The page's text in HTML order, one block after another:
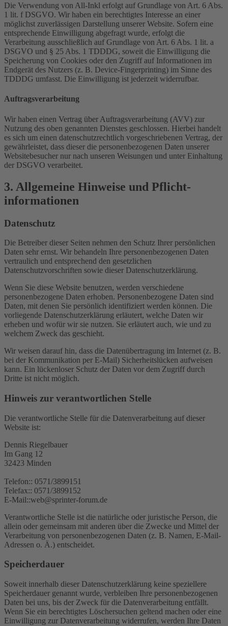
Die Verwendung von All-Inkl erfolgt auf Grundlage von Art. 6 Abs.
1 lit. f DSGVO. Wir haben ein berechtigtes Interesse an einer
möglichst zuverlässigen Darstellung unserer Website. Sofern eine
entsprechende Einwilligung abgefragt wurde, erfolgt die
Verarbeitung ausschließlich auf Grundlage von Art. 6 Abs. 1 lit. a
DSGVO und § 25 Abs. 1 TDDDG, soweit die Einwilligung die
Speicherung von Cookies oder den Zugriff auf Informationen im
Endgerät des Nutzers (z. B. Device-Fingerprinting) im Sinne des
TDDDG umfasst. Die Einwilligung ist jederzeit widerrufbar.
Auftragsverarbeitung
Wir haben einen Vertrag über Auftragsverarbeitung (AVV) zur
Nutzung des oben genannten Dienstes geschlossen. Hierbei handelt
es sich um einen datenschutzrechtlich vorgeschriebenen Vertrag, der
gewährleistet, dass dieser die personenbezogenen Daten unserer
Websitebesucher nur nach unseren Weisungen und unter Einhaltung
der DSGVO verarbeitet.
3. Allgemeine Hinweise und Pflicht­
informationen
Datenschutz
Die Betreiber dieser Seiten nehmen den Schutz Ihrer persönlichen
Daten sehr ernst. Wir behandeln Ihre personenbezogenen Daten
vertraulich und entsprechend den gesetzlichen
Datenschutzvorschriften sowie dieser Datenschutzerklärung.
Wenn Sie diese Website benutzen, werden verschiedene
personenbezogene Daten erhoben. Personenbezogene Daten sind
Daten, mit denen Sie persönlich identifiziert werden können. Die
vorliegende Datenschutzerklärung erläutert, welche Daten wir
erheben und wofür wir sie nutzen. Sie erläutert auch, wie und zu
welchem Zweck das geschieht.
Wir weisen darauf hin, dass die Datenübertragung im Internet (z. B.
bei der Kommunikation per E-Mail) Sicherheitslücken aufweisen
kann. Ein lückenloser Schutz der Daten vor dem Zugriff durch
Dritte ist nicht möglich.
Hinweis zur verantwortlichen Stelle
Die verantwortliche Stelle für die Datenverarbeitung auf dieser
Website ist:
Dennis Riegelbauer
Im Gang 12
32423 Minden
Telefon:: 0571/3899151
Telefax:: 0571/3899152
E-Mail::web@sprinter-forum.de
Verantwortliche Stelle ist die natürliche oder juristische Person, die
allein oder gemeinsam mit anderen über die Zwecke und Mittel der
Verarbeitung von personenbezogenen Daten (z. B. Namen, E-Mail-
Adressen o. Ä.) entscheidet.
Speicherdauer
Soweit innerhalb dieser Datenschutzerklärung keine speziellere
Speicherdauer genannt wurde, verbleiben Ihre personenbezogenen
Daten bei uns, bis der Zweck für die Datenverarbeitung entfällt.
Wenn Sie ein berechtigtes Löschersuchen geltend machen oder eine
Einwilligung zur Datenverarbeitung widerrufen, werden Ihre Daten